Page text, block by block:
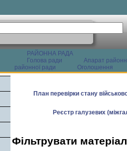
РАЙОННА РАДА
Голова ради
Апарат
районної ради
Оголошення
План перевірки стану
Реєстр галузевих
Фільтрувати